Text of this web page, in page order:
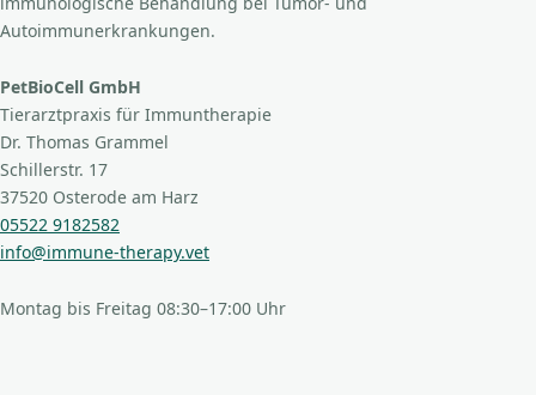
Autoimmunerkrankungen.
PetBioCell GmbH
Tierarztpraxis für Immuntherapie
Dr. Thomas Grammel
Schillerstr. 17
37520 Osterode am Harz
05522 9182582
info@immune-therapy.vet
Montag bis Freitag 08:30–17:00 Uhr